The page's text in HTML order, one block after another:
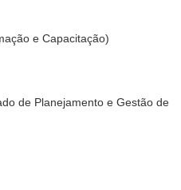
e Capacitação)
de Planejamento e Gestão de